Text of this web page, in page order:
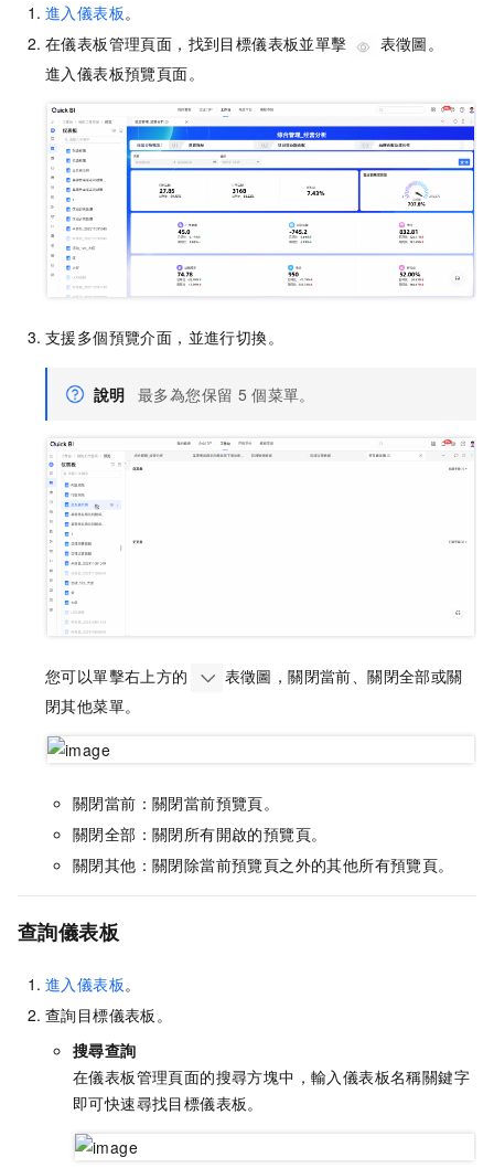
進入儀表板。
在儀表板管理頁面，找到目標儀表板並單擊
表徵圖。
進入儀表板預覽頁面。
支援多個預覽介面，並進行切換。
說明 最多為您保留 5 個菜單。
您可以單擊右上方的
表徵圖，關閉當前、關閉全部或關
閉其他菜單。
關閉當前：關閉當前預覽頁。
關閉全部：關閉所有開啟的預覽頁。
關閉其他：關閉除當前預覽頁之外的其他所有預覽頁。
查詢儀表板
進入儀表板 。
查詢目標儀表板。
搜尋查詢
在儀表板管理頁面的搜尋方塊中，輸入儀表板名稱關鍵字
即可快速尋找目標儀表板。